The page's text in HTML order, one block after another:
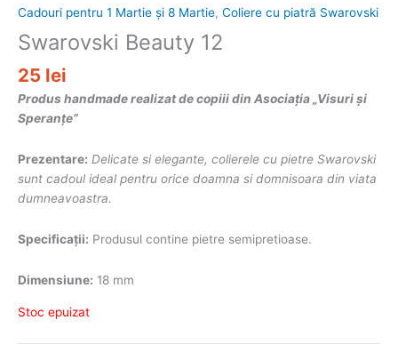
Cadouri pentru 1 Martie și 8 Martie, Coliere cu piatră Swarovski
Swarovski Beauty 12
25 lei
Produs handmade realizat de copiii din Asociația „Visuri și
Speranțe”
Prezentare: Delicate si elegante, colierele cu pietre Swarovski
sunt cadoul ideal pentru orice doamna si domnisoara din viata
dumneavoastra.
Specificații: Produsul contine pietre semipretioase.
Dimensiune: 18 mm
Stoc epuizat